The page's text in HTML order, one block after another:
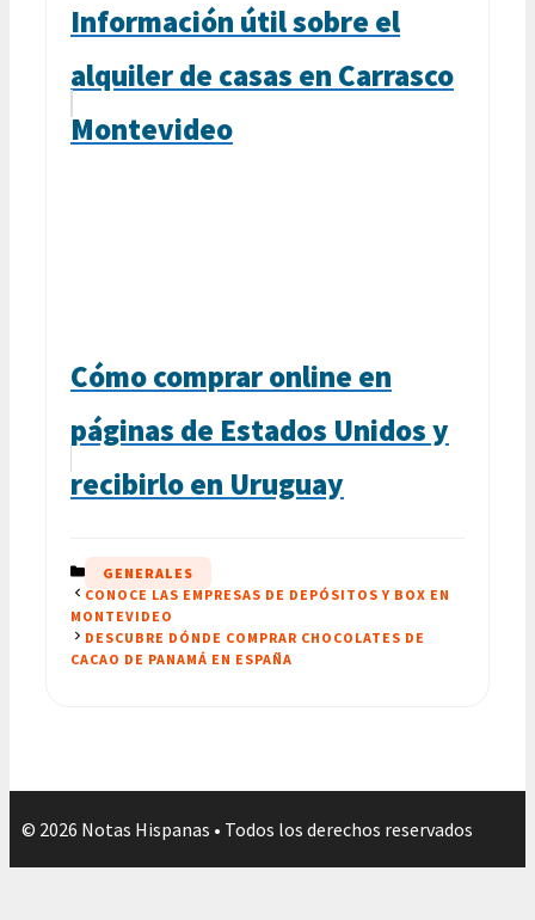
Información útil sobre el
alquiler de casas en Carrasco
Montevideo
Cómo comprar online en
páginas de Estados Unidos y
recibirlo en Uruguay
CATEGORÍAS
GENERALES
CONOCE LAS EMPRESAS DE DEPÓSITOS Y BOX EN
MONTEVIDEO
DESCUBRE DÓNDE COMPRAR CHOCOLATES DE
CACAO DE PANAMÁ EN ESPAÑA
© 2026 Notas Hispanas • Todos los derechos reservados